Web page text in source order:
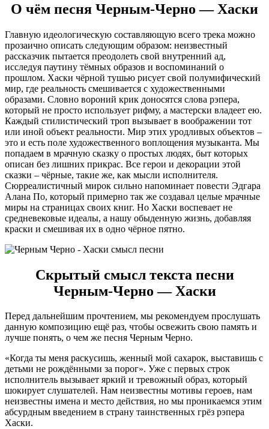
О чём песня Черным-Черно — Хаски
Главную идеологическую составляющую всего трека можно
прозаично описать следующим образом: неизвестный
рассказчик пытается преодолеть свой внутренний ад,
исследуя паутину тёмных образов и воспоминаний о
прошлом. Хаски чёрной тушью рисует свой полумифический
мир, где реальность смешивается с художественными
образами. Словно вороний крик доносятся слова рэпера,
который не просто использует рифму, а мастерски владеет ею.
Каждый стилистический троп вызывает в воображении тот
или иной объект реальности. Мир этих уродливых объектов –
это и есть поле художественного воплощения музыканта. Мы
попадаем в мрачную сказку о простых людях, быт которых
описан без лишних прикрас. Все герои и декорации этой
сказки – чёрные, такие же, как мысли исполнителя.
Сюрреалистичный мирок сильно напоминает повести Эдгара
Алана По, который примерно так же создавал целые мрачные
миры на страницах своих книг. Но Хаски воспевает не
средневековые идеалы, а нашу обыденную жизнь, добавляя
краски и смешивая их в одно чёрное пятно.
Скрытый смысл текста песни
Черным-Черно — Хаски
Перед дальнейшим прочтением, мы рекомендуем прослушать
данную композицию ещё раз, чтобы освежить свою память и
лучше понять, о чем же песня Черным Черно.
«Когда ты меня раскусишь, женный мой сахарок, выставишь с
детьми не рождёнными за порог». Уже с первых строк
исполнитель вызывает яркий и тревожный образ, который
шокирует слушателей. Нам неизвестны мотивы героев, нам
неизвестны имена и место действия, но мы проникаемся этим
абсурдным введением в страну таинственных грёз рэпера
Хаски.